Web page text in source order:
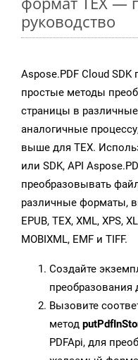
руководство
Aspose.PDF Cloud
простые методы
страницы в
аналогичные
выше для TEX.
или SDK, API
преобразовывать
различные форматы,
EPUB, TEX, XML, XPS,
MOBIXML, EMF и TIFF.
Создайте
преобразования
Вызовите
метод
PDFApi, для